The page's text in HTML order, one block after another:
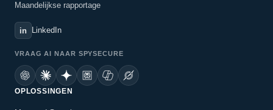
Maandelijkse rapportage
in LinkedIn
VRAAG AI NAAR SPYSECURE
OPLOSSINGEN